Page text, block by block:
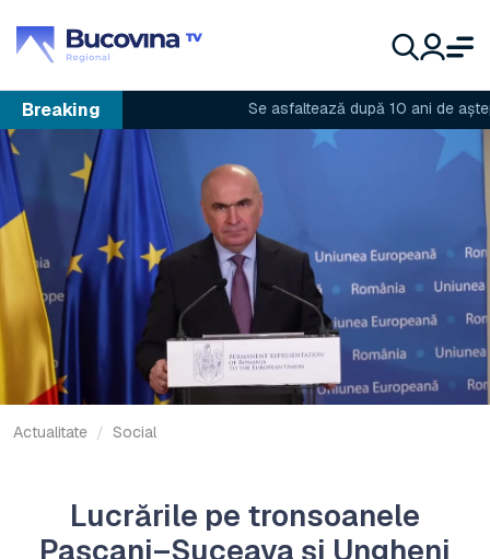
Breaking Se asfaltează după 10 ani de așteptare
Actualitate Social
Lucrările pe tronsoanele
Pașcani–Suceava și Ungheni